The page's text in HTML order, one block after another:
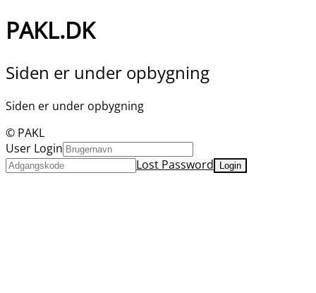
PAKL.DK
Siden er under opbygning
Siden er under opbygning
© PAKL
User Login
Lost Password